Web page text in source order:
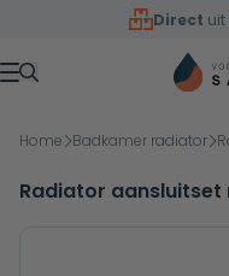
Overslaan naar inhoud
Direct
Menu
Home Badkamer radiator
Radiator aansluitset